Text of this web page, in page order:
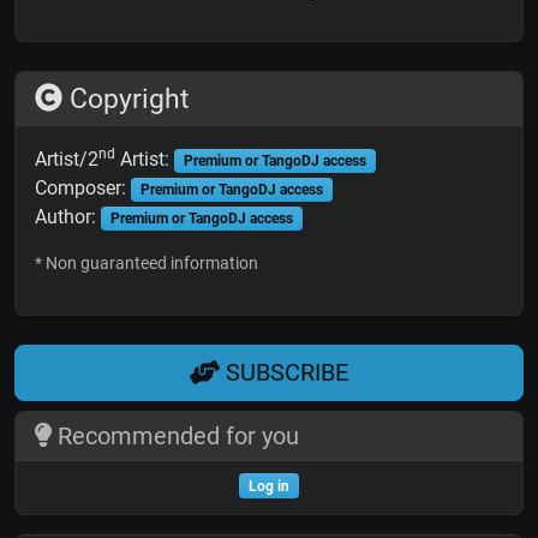
Copyright
Artist/2nd Artist: Premium or TangoDJ access
Composer: Premium or TangoDJ access
Author: Premium or TangoDJ access
* Non guaranteed information
SUBSCRIBE
Recommended for you
Log in